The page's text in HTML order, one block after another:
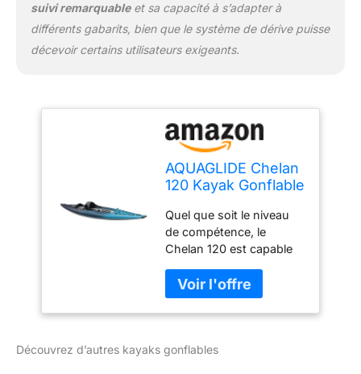
suivi remarquableet sa capacité à s’adapter à
différents gabarits, bien que le système de dérive puisse
décevoir certains utilisateurs exigeants.
AQUAGLIDE Chelan
120 Kayak Gonflable
Quel que soit le niveau
de compétence, le
Chelan 120 est capable
traditionnelles de kayak à
coque dure pour des
années de pagaie sans
H) : 344 x 82,6 x 29,2 x
Découvrez d’autres kayaks gonflables